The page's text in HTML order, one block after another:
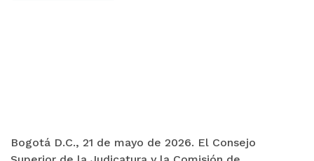
Bogotá D.C., 21 de mayo de 2026. El Consejo